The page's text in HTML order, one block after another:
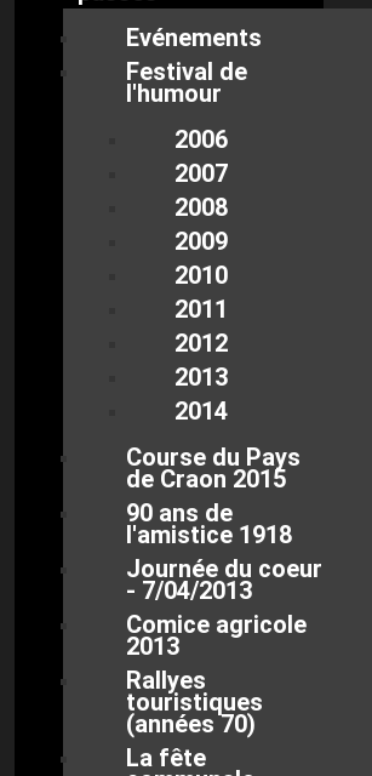
Evénements
Festival de
l'humour
2006
2007
2008
2009
2010
2011
2012
2013
2014
Course du Pays
de Craon 2015
90 ans de
l'amistice 1918
Journée du coeur
- 7/04/2013
Comice agricole
2013
Rallyes
touristiques
(années 70)
La fête